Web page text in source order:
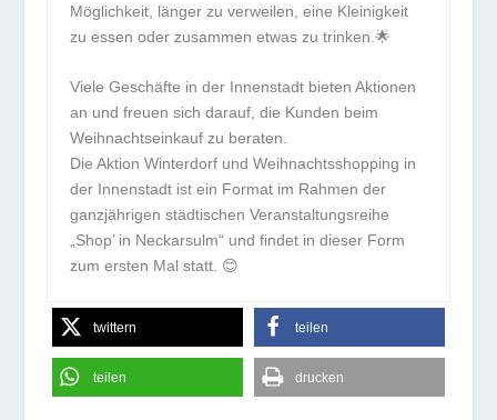
Möglichkeit, länger zu verweilen, eine Kleinigkeit
zu essen oder zusammen etwas zu trinken.🌟
Viele Geschäfte in der Innenstadt bieten Aktionen
an und freuen sich darauf, die Kunden beim
Weihnachtseinkauf zu beraten.
Die Aktion Winterdorf und Weihnachtsshopping in
der Innenstadt ist ein Format im Rahmen der
ganzjährigen städtischen Veranstaltungsreihe
„Shop’ in Neckarsulm“ und findet in dieser Form
zum ersten Mal statt. 😊
twittern teilen
teilen drucken